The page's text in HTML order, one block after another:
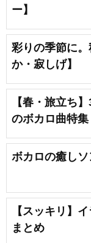
ー】
彩りの季節に
か・寂しげ】
【春・旅立ち
のボカロ曲特集
ボカロの癒しソ
【スッキリ】
まとめ